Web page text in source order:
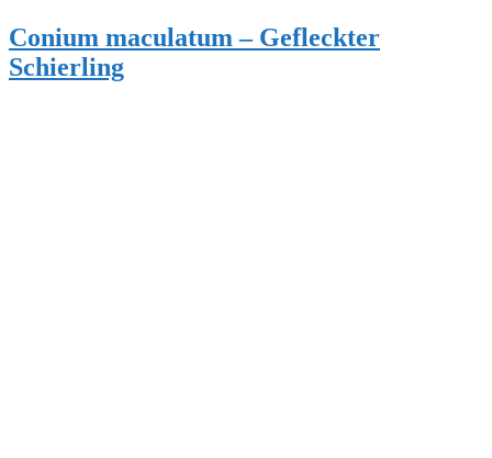
Conium maculatum – Gefleckter
Schierling